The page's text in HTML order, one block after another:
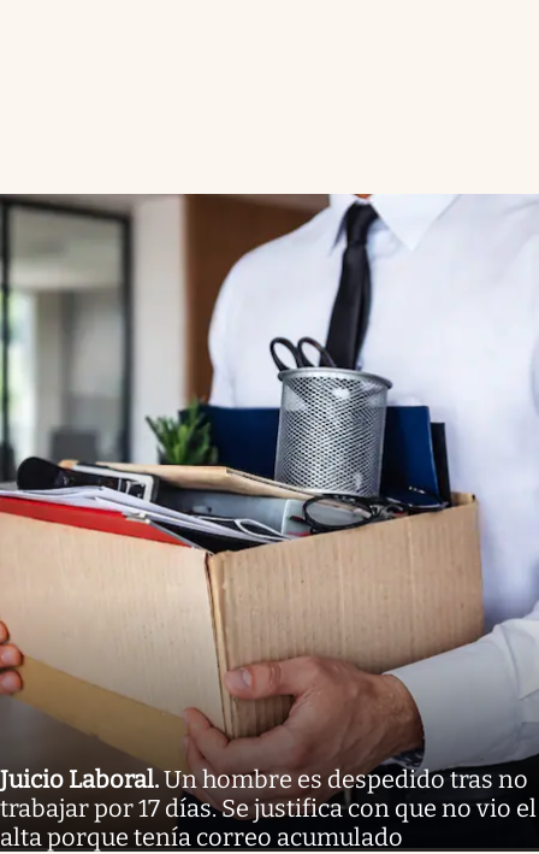
Juicio Laboral.Un hombre es despedido tras no
trabajar por 17 días. Se justifica con que no vio el
alta porque tenía correo acumulado